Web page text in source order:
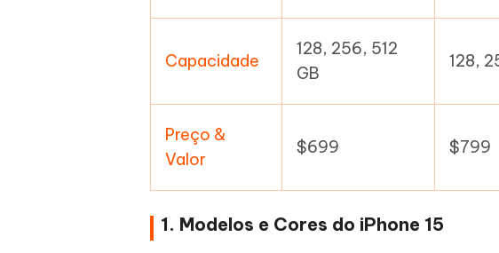
Capacidade
128, 256, 512
GB
128,
Preço &
Valor
$699 $799
1. Modelos e Cores do iPhone 15